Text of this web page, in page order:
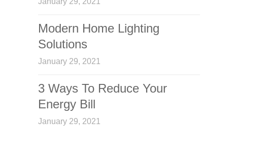
Modern Home Lighting
Solutions
January 29, 2021
3 Ways To Reduce Your
Energy Bill
January 29, 2021